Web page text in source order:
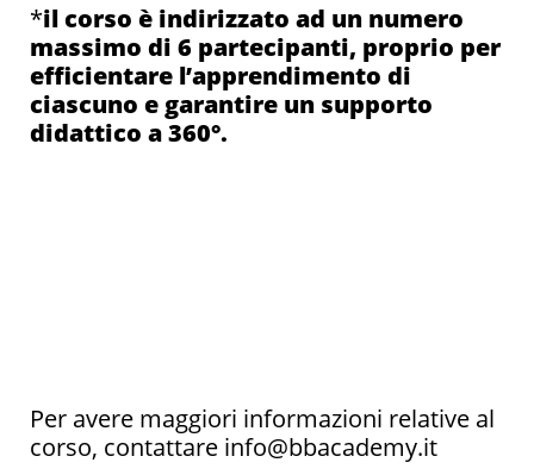
*il corso è indirizzato ad un numero
massimo di 6 partecipanti, proprio per
efficientare l’apprendimento di
ciascuno e garantire un supporto
didattico a 360°.
Per avere maggiori informazioni relative al
corso, contattare info@bbacademy.it